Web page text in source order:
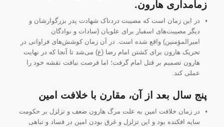
زمامداری هارون.
در این زمان است که مصیبت دردناک شهادت پدر بزرگوارشان و
دیگر مصیبت‌های اسفبار برای علویان (سادات و نوادگان
امیرالمؤمنین) واقع شده است. در آن زمان کوشش‌های فراوانی در
تحریک هارون برای کشتن امام رضا (ع) می‌شد تا آنجا که در نهایت
هارون تصمیم بر قتل امام گرفت؛ اما فرصت نیافت نقشه خود را
عملی کند.
پنج سال بعد از‌ آن، مقارن با خلافت امین
در زمان خلافت امین به علت مرگ هارون ضعف و تزلزل بر حکومت
سایه افکنده بود و این تزلزل و غرق بودن امین در فساد و تباهی